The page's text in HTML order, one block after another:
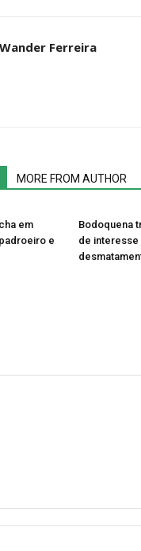
Wander Ferreira
MORE FROM AUTHOR
em
e
Bodoquena
de